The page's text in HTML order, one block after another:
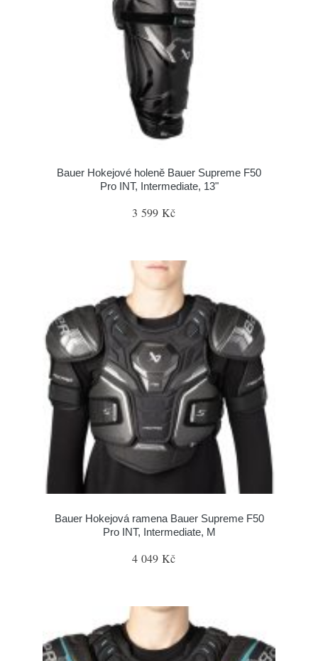
Bauer Hokejové holeně Bauer Supreme F50
Pro INT, Intermediate, 13"
3 599 Kč
Bauer Hokejová ramena Bauer Supreme F50
Pro INT, Intermediate, M
4 049 Kč